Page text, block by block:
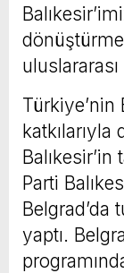
Balıkesir’in
Parti
Belgrad’da
yaptı.